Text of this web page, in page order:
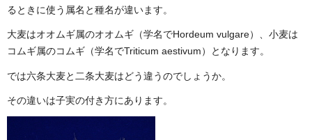
るときに使う属名と種名が違います。
大麦はオオムギ属のオオムギ（学名でHordeum vulgare）、小麦は
コムギ属のコムギ（学名でTriticum aestivum）となります。
では六条大麦と二条大麦はどう違うのでしょうか。
その違いは子実の付き方にあります。